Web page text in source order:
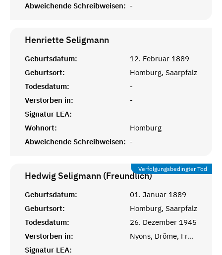
Abweichende Schreibweisen: -
Henriette Seligmann
Geburtsdatum:
12. Februar 1889
Geburtsort:
Homburg, Saarpfalz
Todesdatum:
-
Verstorben in:
-
Signatur LEA:
Wohnort:
Homburg
Abweichende Schreibweisen: -
Verfolgungsbedingter Tod
Hedwig Seligmann (Freundlich)
Geburtsdatum:
01. Januar 1889
Geburtsort:
Homburg, Saarpfalz
Todesdatum:
26. Dezember 1945
Verstorben in:
Nyons, Drôme, Frankreich
Signatur LEA: